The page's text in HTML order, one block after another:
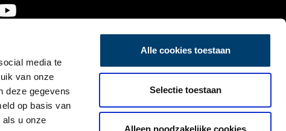
media te
van onze
deze gegevens
op basis van
als u onze
Alle cookies toestaan
Selectie toestaan
Alleen noodzakelijke cookies